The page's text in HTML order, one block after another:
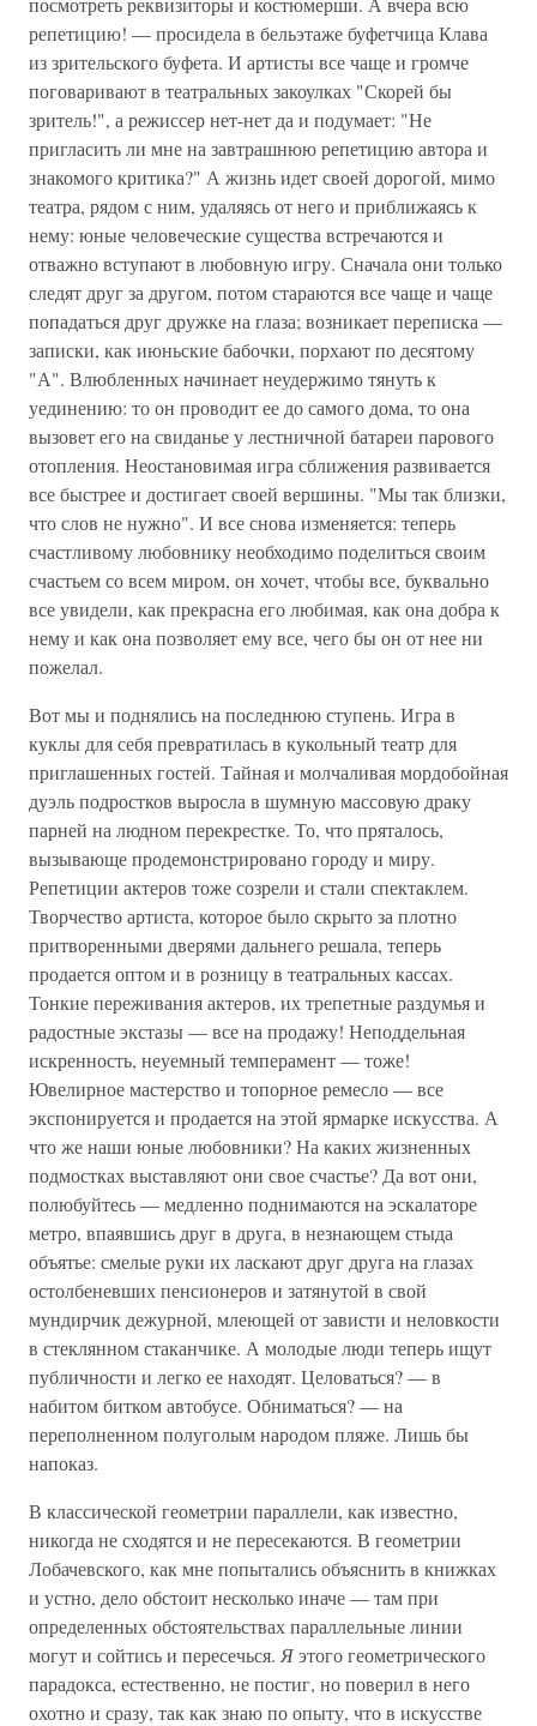
репетицию! — просидела в бельэтаже буфетчица Клава
из зрительского буфета. И артисты все чаще и громче
поговаривают в театральных закоулках "Скорей бы
зритель!", а режиссер нет-нет да и подумает: "Не
пригласить ли мне на завтрашнюю репетицию автора и
знакомого критика?" А жизнь идет своей дорогой, мимо
театра, рядом с ним, удаляясь от него и приближаясь к
нему: юные человеческие существа встречаются и
отважно вступают в любовную игру. Сначала они только
следят друг за другом, потом стараются все чаще и чаще
попадаться друг дружке на глаза; возникает переписка —
записки, как июньские бабочки, порхают по десятому
"А". Влюбленных начинает неудержимо тянуть к
уединению: то он проводит ее до самого дома, то она
вызовет его на свиданье у лестничной батареи парового
отопления. Неостановимая игра сближения развивается
все быстрее и достигает своей вершины. "Мы так близки,
что слов не нужно". И все снова изменяется: теперь
счастливому любовнику необходимо поделиться своим
счастьем со всем миром, он хочет, чтобы все, буквально
все увидели, как прекрасна его любимая, как она добра к
нему и как она позволяет ему все, чего бы он от нее ни
пожелал.
Вот мы и поднялись на последнюю ступень. Игра в
куклы для себя превратилась в кукольный театр для
приглашенных гостей. Тайная и молчаливая мордобойная
дуэль подростков выросла в шумную массовую драку
парней на людном перекрестке. То, что пряталось,
вызывающе продемонстрировано городу и миру.
Репетиции актеров тоже созрели и стали спектаклем.
Творчество артиста, которое было скрыто за плотно
притворенными дверями дальнего решала, теперь
продается оптом и в розницу в театральных кассах.
Тонкие переживания актеров, их трепетные раздумья и
радостные экстазы — все на продажу! Неподдельная
искренность, неуемный темперамент — тоже!
Ювелирное мастерство и топорное ремесло — все
экспонируется и продается на этой ярмарке искусства. А
что же наши юные любовники? На каких жизненных
подмостках выставляют они свое счастье? Да вот они,
полюбуйтесь — медленно поднимаются на эскалаторе
метро, впаявшись друг в друга, в незнающем стыда
объятье: смелые руки их ласкают друг друга на глазах
остолбеневших пенсионеров и затянутой в свой
мундирчик дежурной, млеющей от зависти и неловкости
в стеклянном стаканчике. А молодые люди теперь ищут
публичности и легко ее находят. Целоваться? — в
набитом битком автобусе. Обниматься? — на
переполненном полуголым народом пляже. Лишь бы
напоказ.
В классической геометрии параллели, как известно,
никогда не сходятся и не пересекаются. В геометрии
Лобачевского, как мне попытались объяснить в книжках
и устно, дело обстоит несколько иначе — там при
определенных обстоятельствах параллельные линии
могут и сойтись и пересечься. Яэтого геометрического
парадокса, естественно, не постиг, но поверил в него
охотно и сразу, так как знаю по опыту, что в искусстве